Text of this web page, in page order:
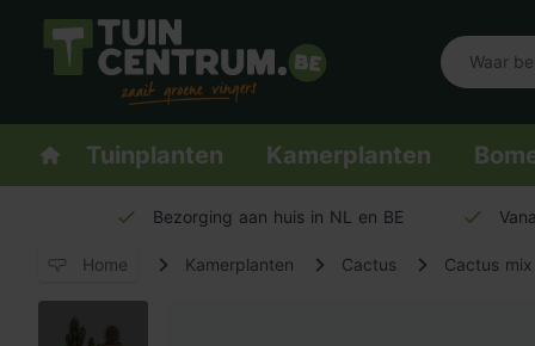
Logo Tuincentrum.be
Homepage
Tuinplanten Kamerplanten
Bezorging aan huis in NL en BE
Home Kamerplanten Cactus Cactus